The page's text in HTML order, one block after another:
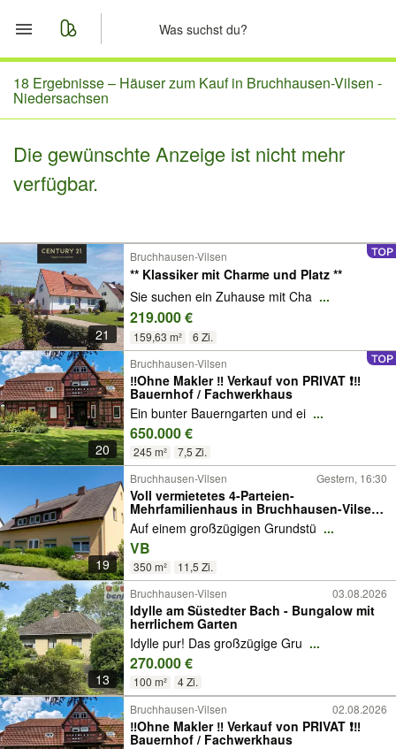
Start
Merkliste
Nachrichten
18 Ergebnisse – Häuser zum Kauf in Bruchhausen-Vilsen -
Niedersachsen
Die gewünschte Anzeige ist nicht mehr
verfügbar.
21
Bruchhausen-Vilsen
** Klassiker mit Charme und Platz **
Sie suchen ein Zuhause mit Cha ...
219.000 €
159,63 m² 6 Zi.
20
Bruchhausen-Vilsen
‼️Ohne Makler ‼️ Verkauf von PRIVAT ❗️‼️
Bauernhof / Fachwerkhaus
Ein bunter Bauerngarten und ei ...
650.000 €
245 m² 7,5 Zi.
19
Bruchhausen-Vilsen Gestern, 16:30
Voll vermietetes 4-Parteien-
Mehrfamilienhaus in Bruchhausen-Vilsen
mit zusätzlicher Ausbaureserve
Auf einem großzügigen Grundstü ...
VB
350 m² 11,5 Zi.
13
Bruchhausen-Vilsen 03.08.2026
Idylle am Süstedter Bach - Bungalow mit
herrlichem Garten
Idylle pur! Das großzügige Gru ...
270.000 €
100 m² 4 Zi.
Bruchhausen-Vilsen 02.08.2026
‼️Ohne Makler ‼️ Verkauf von PRIVAT ❗️‼️
Bauernhof / Fachwerkhaus